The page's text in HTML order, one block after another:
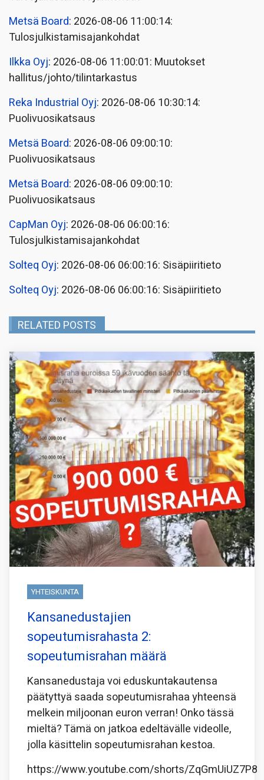
Metsä Board: 2026-08-06 11:00:14:
Tulosjulkistamisajankohdat
Ilkka Oyj: 2026-08-06 11:00:01: Muutokset
hallitus/johto/tilintarkastus
Reka Industrial Oyj: 2026-08-06 10:30:14:
Puolivuosikatsaus
Metsä Board: 2026-08-06 09:00:10:
Puolivuosikatsaus
Metsä Board: 2026-08-06 09:00:10:
Puolivuosikatsaus
CapMan Oyj: 2026-08-06 06:00:16:
Tulosjulkistamisajankohdat
Solteq Oyj: 2026-08-06 06:00:16: Sisäpiiritieto
Solteq Oyj: 2026-08-06 06:00:16: Sisäpiiritieto
RELATED POSTS
YHTEISKUNTA
Kansanedustajien
sopeutumisrahasta 2:
sopeutumisrahan määrä
Kansanedustaja voi eduskuntakautensa
päätyttyä saada sopeutumisrahaa yhteensä
melkein miljoonan euron verran! Onko tässä
mieltä? Tämä on jatkoa edeltävälle videolle,
jolla käsittelin sopeutumisrahan kestoa.
https://www.youtube.com/shorts/ZqGmUiUZ7P8